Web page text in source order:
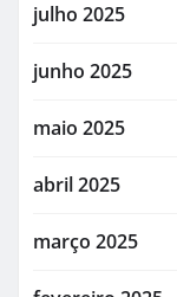
julho 2025
junho 2025
maio 2025
abril 2025
março 2025